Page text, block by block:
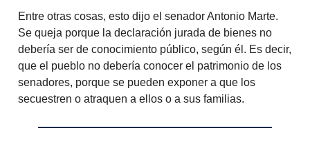
Entre otras cosas, esto dijo el senador Antonio Marte.
Se queja porque la declaración jurada de bienes no
debería ser de conocimiento público, según él. Es decir,
que el pueblo no debería conocer el patrimonio de los
senadores, porque se pueden exponer a que los
secuestren o atraquen a ellos o a sus familias.